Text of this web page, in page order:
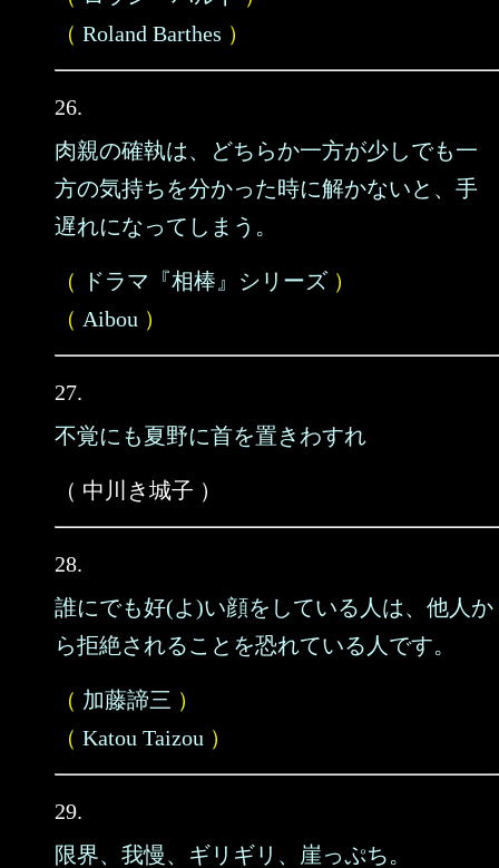
（ Roland Barthes ）
26.
肉親の確執は、どちらか一方が少しでも一
方の気持ちを分かった時に解かないと、手
遅れになってしまう。
（ ドラマ『相棒』シリーズ ）
（ Aibou ）
27.
不覚にも夏野に首を置きわすれ
（ 中川き城子 ）
28.
誰にでも好(よ)い顔をしている人は、他人か
ら拒絶されることを恐れている人です。
（ 加藤諦三 ）
（ Katou Taizou ）
29.
限界、我慢、ギリギリ、崖っぷち。